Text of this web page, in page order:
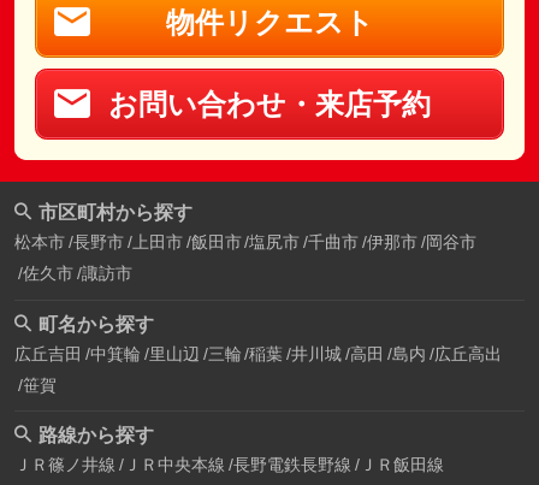
物件リクエスト
お問い合わせ・来店予約
市区町村から探す
松本市 長野市 上田市 飯田市 塩尻市 千曲市 伊那市 岡谷市
佐久市 諏訪市
町名から探す
広丘吉田 中箕輪 里山辺 三輪 稲葉 井川城 高田 島内 広丘高出
笹賀
路線から探す
ＪＲ篠ノ井線 ＪＲ中央本線 長野電鉄長野線 ＪＲ飯田線